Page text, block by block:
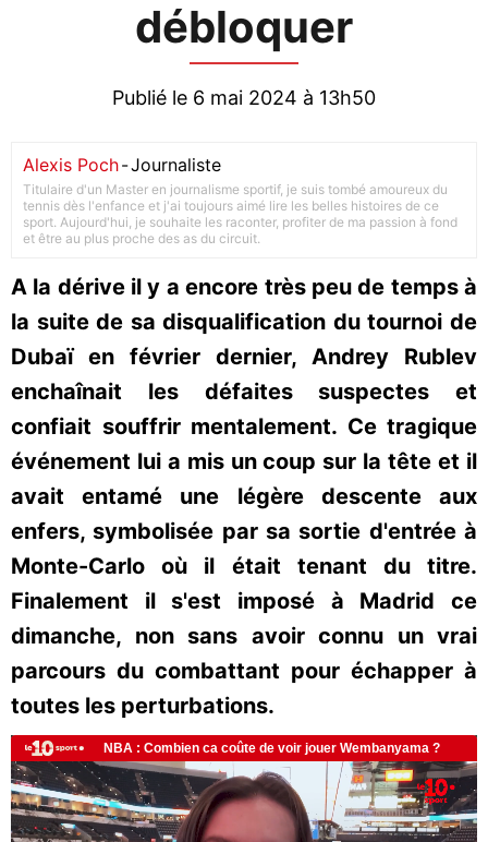
débloquer
Publié le 6 mai 2024 à 13h50
Alexis Poch-Journaliste
Titulaire d'un Master en journalisme sportif, je suis tombé amoureux du
tennis dès l'enfance et j'ai toujours aimé lire les belles histoires de ce
sport. Aujourd'hui, je souhaite les raconter, profiter de ma passion à fond
et être au plus proche des as du circuit.
A la dérive il y a encore très peu de temps à
la suite de sa disqualification du tournoi de
Dubaï en février dernier, Andrey Rublev
enchaînait les défaites suspectes et
confiait souffrir mentalement. Ce tragique
événement lui a mis un coup sur la tête et il
avait entamé une légère descente aux
enfers, symbolisée par sa sortie d'entrée à
Monte-Carlo où il était tenant du titre.
Finalement il s'est imposé à Madrid ce
dimanche, non sans avoir connu un vrai
parcours du combattant pour échapper à
toutes les perturbations.